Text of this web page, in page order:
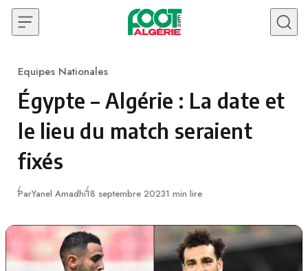
Skip to content
Category
Equipes Nationales
Égypte – Algérie : La date et
le lieu du match seraient
fixés
ParYanel AmadhiPublié
18 septembre 20231 min lire